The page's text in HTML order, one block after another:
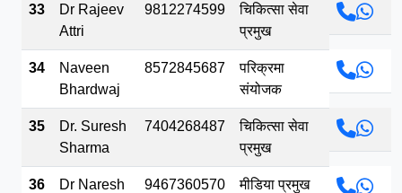
33
Dr Rajeev
Attri
9812274599
चिकित्सा सेवा
प्रमुख
34
Naveen
Bhardwaj
8572845687
परिक्रमा
संयोजक
35
Dr. Suresh
Sharma
7404268487
चिकित्सा सेवा
प्रमुख
36
Dr Naresh
9467360570 मीडिया प्रमुख